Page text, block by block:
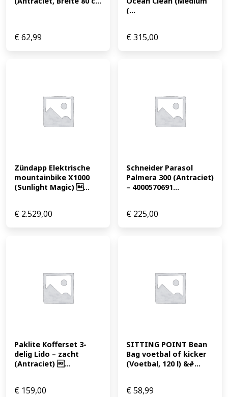
€62,99
(...
€315,00
Zündapp Elektrische
mountainbike X1000
(Sunlight Magic) ...
€ 2.529,00
Schneider Parasol
Palmera 300 (Antraciet)
– 4000570691...
€ 225,00
Paklite Kofferset 3-
delig Lido – zacht
(Antraciet) ...
€ 159,00
SITTING POINT Bean
Bag voetbal of kicker
(Voetbal, 120 l) &#...
€58,99